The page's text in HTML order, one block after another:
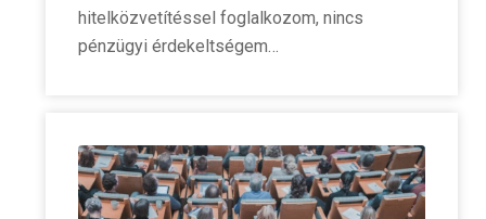
hitelközvetítéssel foglalkozom, nincs
pénzügyi érdekeltségem…